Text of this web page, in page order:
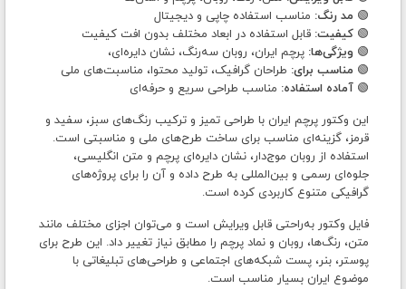
🟢 مد رنگ: مناسب استفاده چاپی و دیجیتال
🟢 کیفیت: قابل استفاده در ابعاد مختلف بدون افت کیفیت
🟢 ویژگی‌ها: پرچم ایران، روبان سه‌رنگ، نشان دایره‌ای،
🟢 مناسب برای: طراحان گرافیک، تولید محتوا، مناسبت‌های ملی
🟢 آماده استفاده: مناسب طراحی سریع و حرفه‌ای
این وکتور پرچم ایران با طراحی تمیز و ترکیب رنگ‌های سبز، سفید و
قرمز، گزینه‌ای مناسب برای ساخت طرح‌های ملی و مناسبتی است.
استفاده از روبان موج‌دار، نشان دایره‌ای پرچم و متن انگلیسی،
جلوه‌ای رسمی و بین‌المللی به طرح داده و آن را برای پروژه‌های
گرافیکی متنوع کاربردی کرده است.
فایل وکتور به‌راحتی قابل ویرایش است و می‌توان اجزای مختلف مانند
متن، رنگ‌ها، روبان و نماد پرچم را مطابق نیاز تغییر داد. این طرح برای
پوستر، بنر، پست شبکه‌های اجتماعی و طراحی‌های تبلیغاتی با
موضوع ایران بسیار مناسب است.